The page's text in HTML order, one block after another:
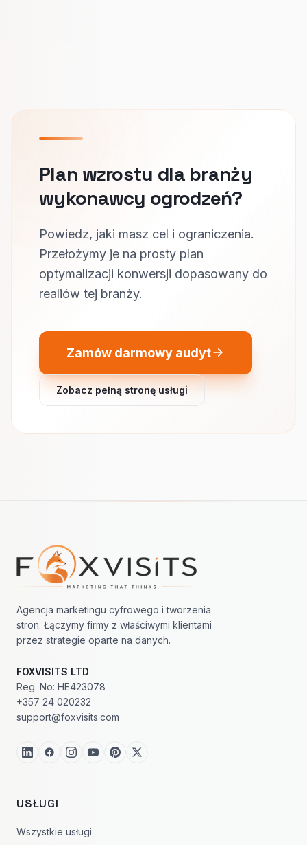
Plan wzrostu dla branży
wykonawcy ogrodzeń?
Powiedz, jaki masz cel i ograniczenia.
Przełożymy je na prosty plan
optymalizacji konwersji dopasowany do
realiów tej branży.
Zamów darmowy audyt
Zobacz pełną stronę usługi
Nawigacja w stopce
Agencja marketingu cyfrowego i tworzenia
stron. Łączymy firmy z właściwymi klientami
przez strategie oparte na danych.
FOXVISITS LTD
Reg. No: HE423078
+357 24 020232
support@foxvisits.com
USŁUGI
Wszystkie usługi